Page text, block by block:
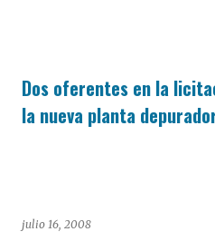
Dos oferentes en la
la nueva planta
julio 16, 2008